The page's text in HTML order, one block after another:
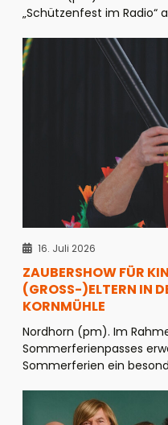
„Schützenfest im Radio“
16. Juli 2026
ZAUBERSHOW FÜR
(GROSS-)ELTERN IN
ORNMÜHLE
Nordhorn (pm). Im
Sommerferienpasses
Sommerferien ein